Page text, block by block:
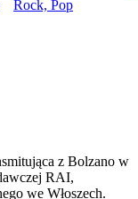
Rock, Pop
z Bolzano w
RAI,
we Włoszech.